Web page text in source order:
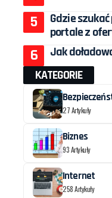
Gdzie
portale z
Jak
KATEGORIE
27 Artykuły
Biznes
93 Artykuły
Internet
258 Artykuły